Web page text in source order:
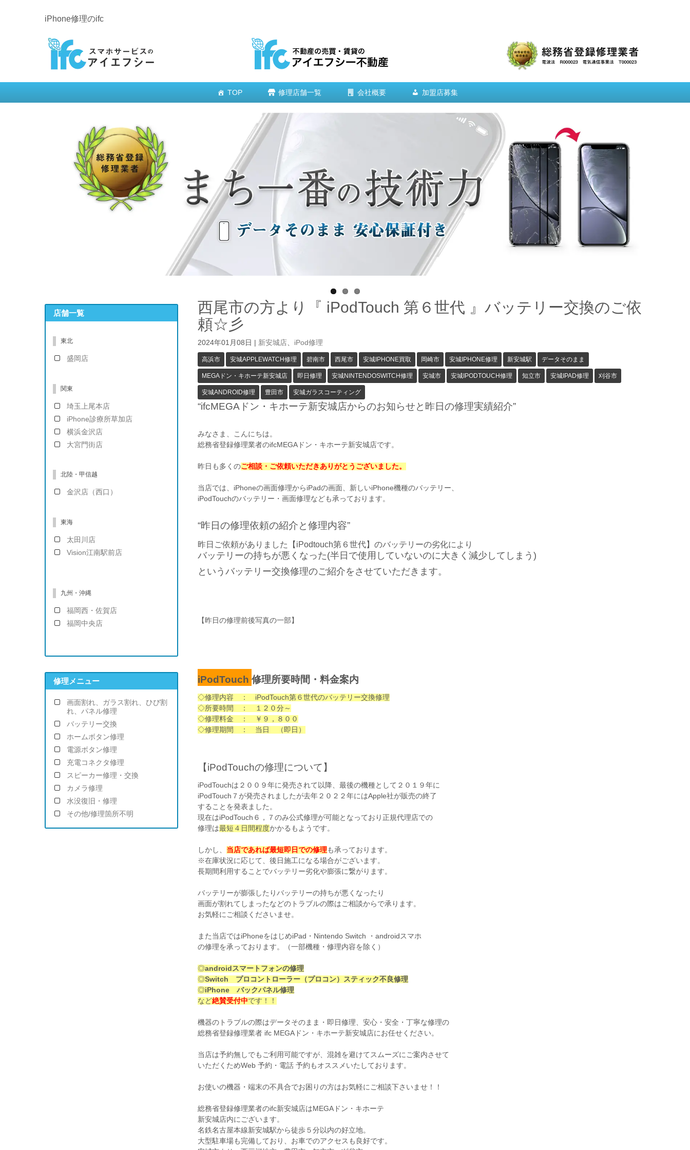
iPhone修理のifc
TOP 修理店舗一覧 会社概要 加盟店募集
西尾市の方より『 iPodTouch 第６世代 』バッテリー交換のご依
頼☆彡
2024年01月08日 新安城店、 iPod修理
高浜市 安城APPLEWATCH修理 碧南市 西尾市 安城IPHONE買取 岡崎市 安城IPHONE修理 新安城駅 データそのまま
MEGAドン・キホーテ新安城店 即日修理 安城NINTENDOSWITCH修理 安城市 安城IPODTOUCH修理 知立市 安城IPAD修理 刈谷市
安城ANDROID修理 豊田市 安城ガラスコーティング
“ifcMEGAドン・キホーテ新安城店からのお知らせと昨日の修理実績紹介”
みなさま、こんにちは。
総務省登録修理業者のifcMEGAドン・キホーテ新安城店です。
昨日も多くのご相談・ご依頼いただきありがとうございました。
当店では、iPhoneの画面修理からiPadの画面、新しいiPhone機種のバッテリー、
iPodTouchのバッテリー・画面修理なども承っております。
“昨日の修理依頼の紹介と修理内容”
昨日ご依頼がありました【iPodtouch第６世代】のバッテリーの劣化により
バッテリーの持ちが悪くなった(半日で使用していないのに大きく減少してしまう)
というバッテリー交換修理のご紹介をさせていただきます。
【昨日の修理前後写真の一部】
iPodTouch 修理所要時間・料金案内
◇修理内容 ： iPodTouch第６世代のバッテリー交換修理
◇所要時間 ： １２０分～
◇修理料金 ： ￥９，８００
◇修理期間 ： 当日 （即日）
【iPodTouchの修理について】
iPodTouchは２００９年に発売されて以降、最後の機種として２０１９年に
iPodTouch７が発売されましたが去年２０２２年にはApple社が販売の終了
することを発表ました。
現在はiPodTouch６，７のみ公式修理が可能となっており正規代理店での
修理は最短４日間程度かかるもようです。
しかし、 当店であれば最短即日での修理も承っております。
※在庫状況に応じて、後日施工になる場合がございます。
長期間利用することでバッテリー劣化や膨張に繋がります。
バッテリーが膨張したりバッテリーの持ちが悪くなったり
画面が割れてしまったなどのトラブルの際はご相談からで承ります。
お気軽にご相談くださいませ。
また当店ではiPhoneをはじめiPad・Nintendo Switch ・androidスマホ
の修理を承っております。（一部機種・修理内容を除く）
◎androidスマートフォンの修理
◎Switch プロコントローラー（プロコン）スティック不良修理
◎iPhone バックパネル修理
など絶賛受付中です！！
機器のトラブルの際はデータそのまま・即日修理、安心・安全・丁寧な修理の
総務省登録修理業者 ifc MEGAドン・キホーテ新安城店にお任せください。
当店は予約無しでもご利用可能ですが、混雑を避けてスムーズにご案内させて
いただくためWeb 予約・電話 予約もオススメいたしております。
お使いの機器・端末の不具合でお困りの方はお気軽にご相談下さいませ！！
総務省登録修理業者のifc新安城店はMEGAドン・キホーテ
新安城店内にございます。
名鉄名古屋本線新安城駅から徒歩５分以内の好立地。
大型駐車場も完備しており、お車でのアクセスも良好です。
店舗一覧
東北
盛岡店
関東
埼玉上尾本店
iPhone診療所草加店
横浜金沢店
大宮門街店
北陸・甲信越
金沢店（西口）
東海
太田川店
Vision江南駅前店
九州・沖縄
福岡西・佐賀店
福岡中央店
修理メニュー
画面割れ、ガラス割れ、ひび割
れ、パネル修理
バッテリー交換
ホームボタン修理
電源ボタン修理
充電コネクタ修理
スピーカー修理・交換
カメラ修理
水没復旧・修理
その他/修理箇所不明